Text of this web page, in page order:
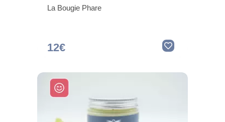
La Bougie Phare
12€